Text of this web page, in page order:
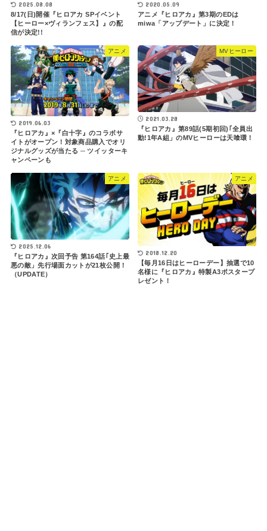
2025.08.08
8/17(日)開催『ヒロアカ SPイベント
【ヒーロー×ヴィランフェス】』の配
信が決定!!
2020.05.09
アニメ『ヒロアカ』第3期のEDは
miwa「アップデート」に決定！
アニメ
2019.06.03
『ヒロアカ』×『白十字』のコラボサ
イトがオープン！対象商品購入でオリ
ジナルグッズが当たる ─ ツイッターキ
ャンペーンも
MVヒーロー
2021.03.28
『ヒロアカ』第89話(5期初回)｢全員出
動!1年A組」のMVヒーローは天喰環！
アニメ
2025.12.06
『ヒロアカ』次回予告 第164話｢史上最
悪の敵」先行場面カットが21枚公開！
（UPDATE）
アニメ
2018.12.20
【毎月16日はヒーローデー】抽選で10
名様に『ヒロアカ』特製A3ポスタープ
レゼント！